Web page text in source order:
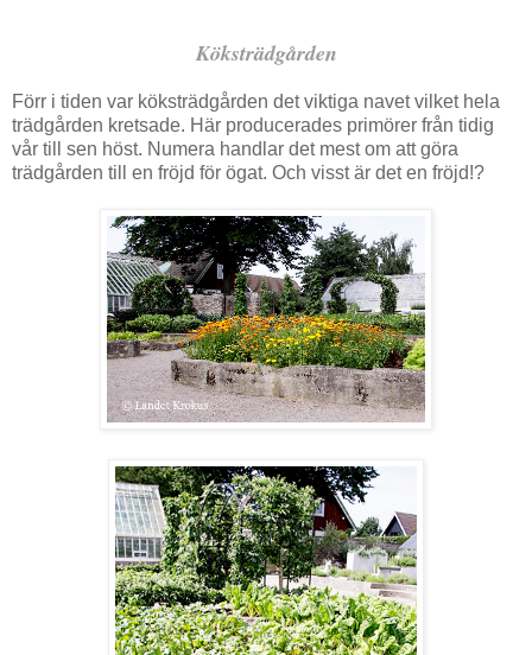
Köksträdgården
Förr i tiden var köksträdgården det viktiga navet vilket hela
trädgården kretsade. Här producerades primörer från tidig
vår till sen höst. Numera handlar det mest om att göra
trädgården till en fröjd för ögat. Och visst är det en fröjd!?